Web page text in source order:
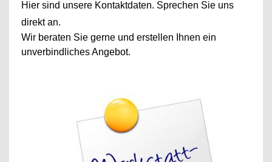
Hier sind unsere Kontaktdaten. Sprechen Sie uns
direkt an.
Wir beraten Sie gerne und erstellen Ihnen ein
unverbindliches Angebot.